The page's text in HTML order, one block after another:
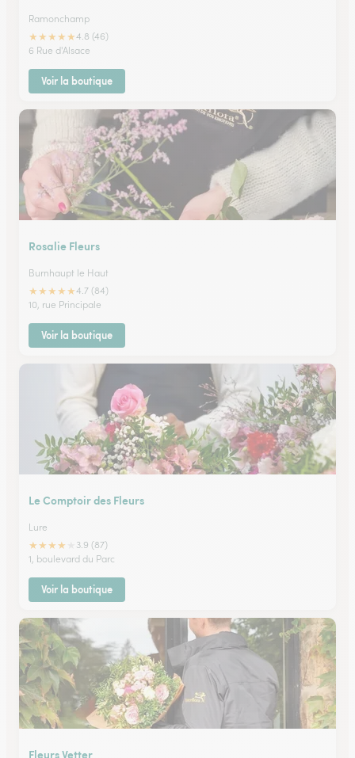
Ramonchamp
★★★★★4.8 (46)
6 Rue d'Alsace
Voir la boutique
Rosalie Fleurs
Burnhaupt le Haut
★★★★★4.7 (84)
10, rue Principale
Voir la boutique
Le Comptoir des Fleurs
Lure
★★★★
3.9 (87)
1, boulevard du Parc
Voir la boutique
Fleurs Vetter